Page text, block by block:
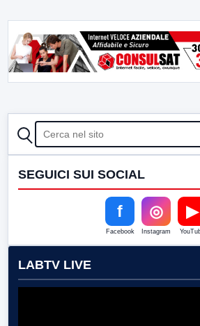
CERCA
SEGUICI SUI SOCIAL
f
Facebook
◎
Instagram
▶
LABTV LIVE